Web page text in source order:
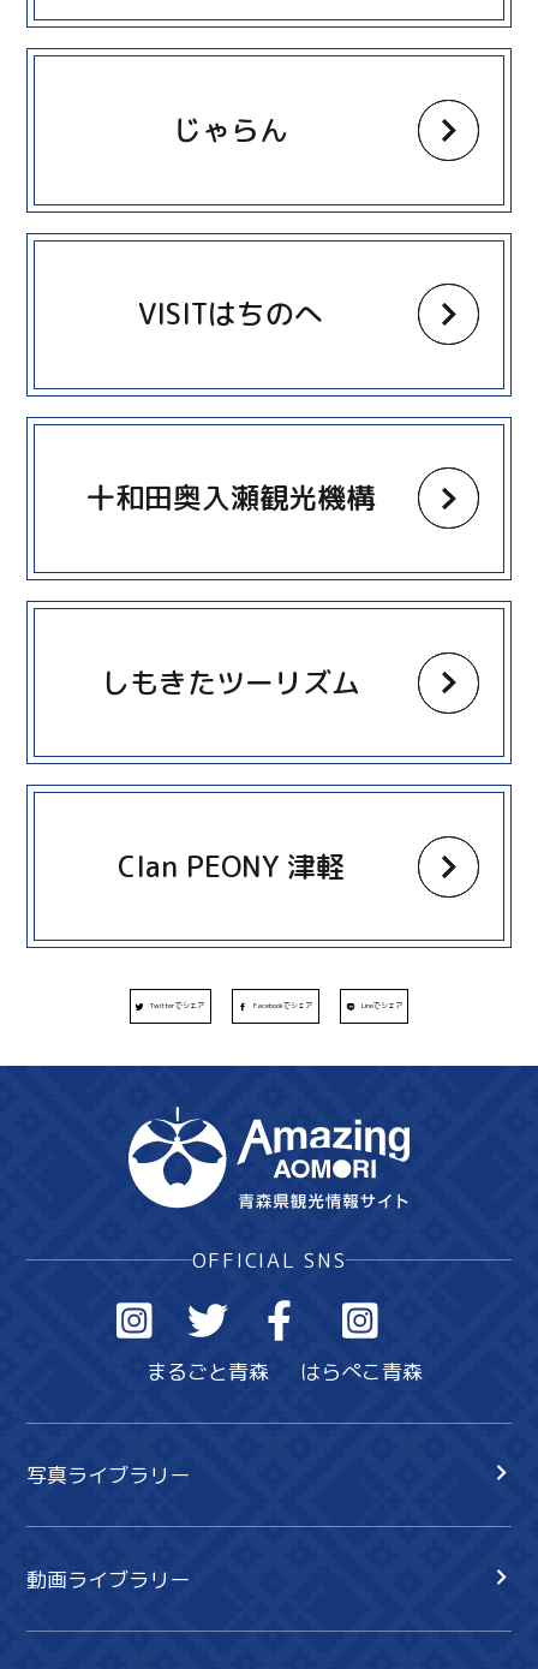
じゃらん
more
VISITはちのへ
more
十和田奥入瀬観光機構
more
しもきたツーリズム
more
Clan PEONY 津軽
more
Twitterでシェア Facebookでシェア Lineでシェア
OFFICIAL SNS
まるごと青森 はらぺこ青森
写真ライブラリー
動画ライブラリー